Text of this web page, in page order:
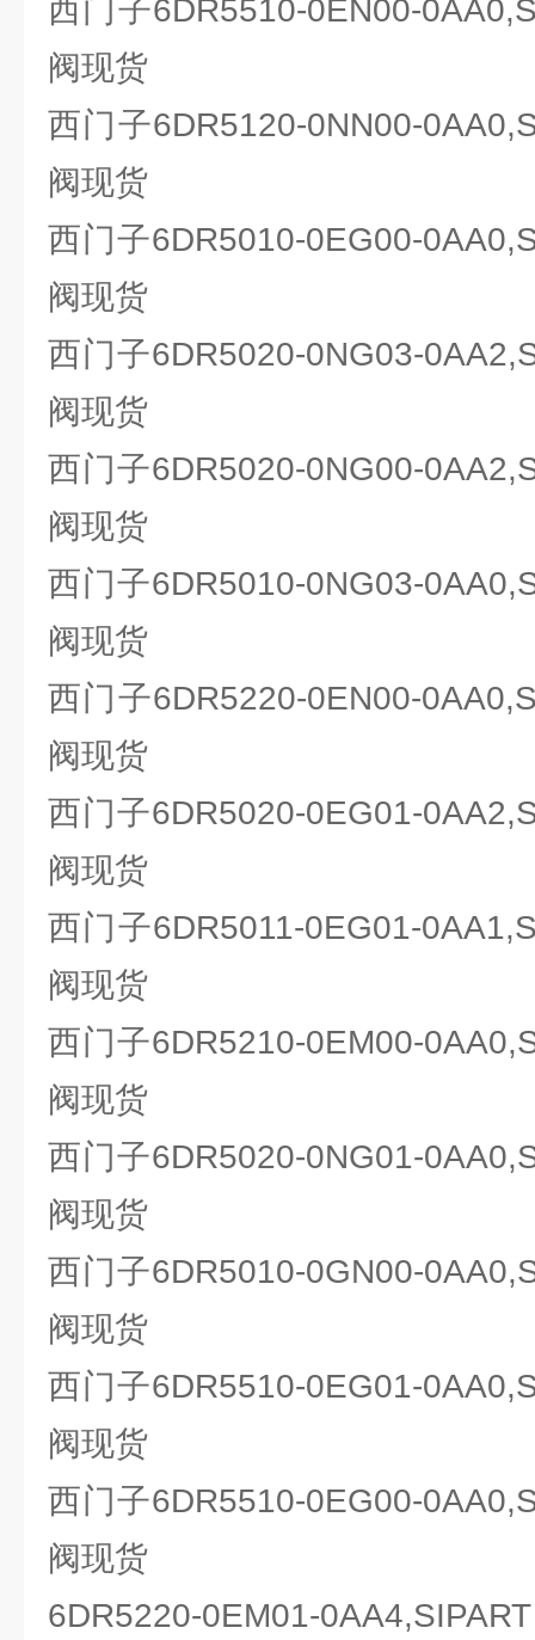
西门子6DR5510-0EN00-
阀现货
西门子6DR5120-0NN00-
阀现货
西门子6DR5010-0EG00-
阀现货
西门子6DR5020-0NG03-
阀现货
西门子6DR5020-0NG00-
阀现货
西门子6DR5010-0NG03-
阀现货
西门子6DR5220-0EN00-
阀现货
西门子6DR5020-0EG01-
阀现货
西门子6DR5011-0EG01-
阀现货
西门子6DR5210-0EM00-
阀现货
西门子6DR5020-0NG01-
阀现货
西门子6DR5010-0GN00-
阀现货
西门子6DR5510-0EG01-
阀现货
西门子6DR5510-0EG00-
阀现货
6DR5220-0EM01-